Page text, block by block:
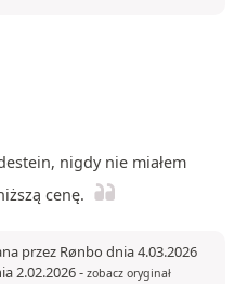
nigdy nie miałem
cenę.
przez Rønbo dnia 4.03.2026
2.02.2026- zobacz oryginał